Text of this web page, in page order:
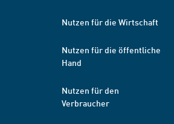
Nutzen für die Wirtschaft
Nutzen für die öffentliche
Hand
Nutzen für den
Verbraucher